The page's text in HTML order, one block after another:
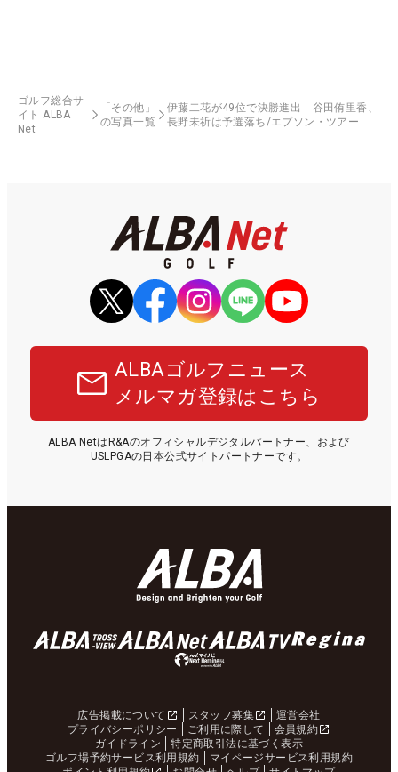
ゴルフ総合サ
イト ALBA
Net
「その他」
の写真一覧
伊藤二花が49位で決勝進出 谷田侑里香、
長野未祈は予選落ち/エプソン・ツアー
ALBAゴルフニュース
メルマガ登録はこちら
ALBA NetはR&Aのオフィシャルデジタルパートナー、および
USLPGAの日本公式サイトパートナーです。
広告掲載について スタッフ募集
運営会社
プライバシーポリシー
ご利用に際して
会員規約
ガイドライン
特定商取引法に基づく表示
ゴルフ場予約サービス利用規約
マイページサービス利用規約